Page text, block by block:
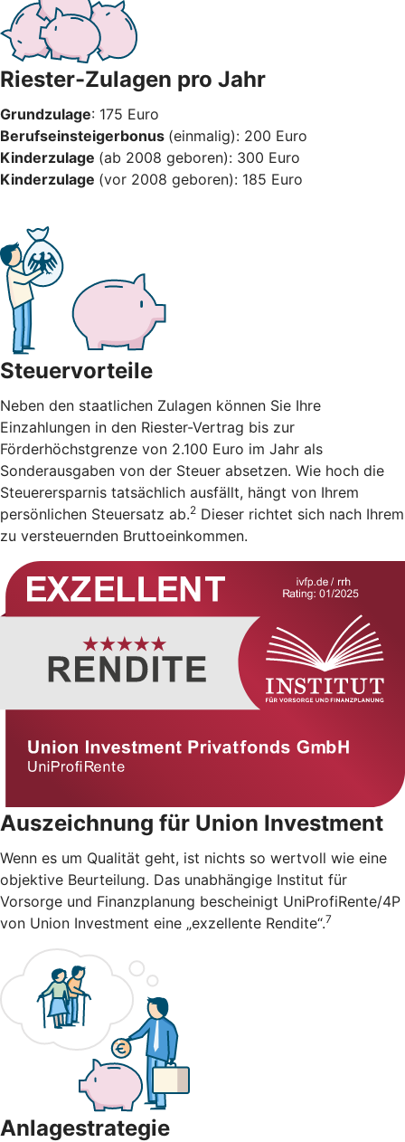
Riester-Zulagen pro Jahr
Grundzulage: 175 Euro
Berufseinsteigerbonus (einmalig): 200 Euro
Kinderzulage (ab 2008 geboren): 300 Euro
Kinderzulage (vor 2008 geboren): 185 Euro
Steuervorteile
Neben den staatlichen Zulagen können Sie Ihre
Einzahlungen in den Riester-Vertrag bis zur
Förderhöchstgrenze von 2.100 Euro im Jahr als
Sonderausgaben von der Steuer absetzen. Wie hoch die
Steuerersparnis tatsächlich ausfällt, hängt von Ihrem
persönlichen Steuersatz ab.2 Dieser richtet sich nach Ihrem
zu versteuernden Bruttoeinkommen.
Auszeichnung für Union Investment
Wenn es um Qualität geht, ist nichts so wertvoll wie eine
objektive Beurteilung. Das unabhängige Institut für
Vorsorge und Finanzplanung bescheinigt UniProfiRente/4P
von Union Investment eine „exzellente Rendite“.7
Anlagestrategie